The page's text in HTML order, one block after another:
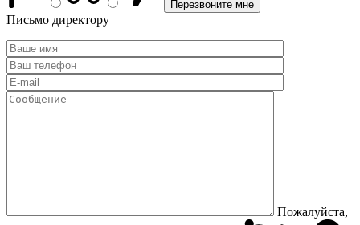
Письмо директору
Пожалуйста,